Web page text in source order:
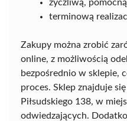
życzliwą, pomocną
terminową
Zakupy można zrobić
online, z możliwością
bezpośrednio w sklepie,
proces. Sklep znajduje
Piłsudskiego 138, w
odwiedzających.